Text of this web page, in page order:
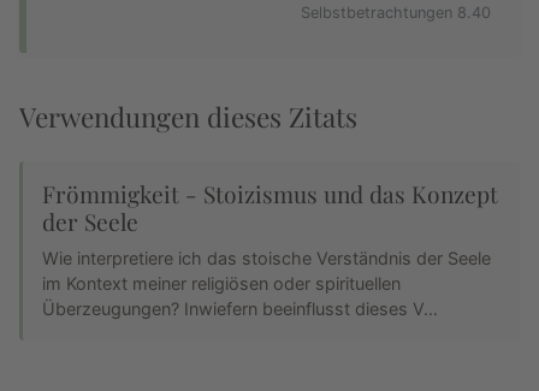
Selbstbetrachtungen 8.40
Verwendungen dieses Zitats
Frömmigkeit - Stoizismus und das Konzept
der Seele
Wie interpretiere ich das stoische Verständnis der Seele
im Kontext meiner religiösen oder spirituellen
Überzeugungen? Inwiefern beeinflusst dieses V…